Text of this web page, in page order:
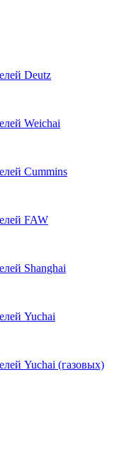
Deutz
Weichai
Cummins
FAW
Shanghai
Yuchai
Yuchai (газовых)